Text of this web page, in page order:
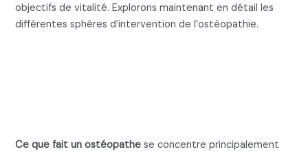
objectifs de vitalité. Explorons maintenant en détail les
différentes sphères d’intervention de l’ostéopathie.
Ce que fait un ostéopathese concentre principalement